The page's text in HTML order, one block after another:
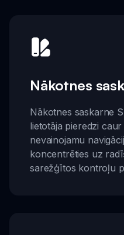
Nākotnes
Nākotnes saskarne
lietotāja pieredzi
nevainojamu
koncentrēties uz
sarežģītos kontroļu